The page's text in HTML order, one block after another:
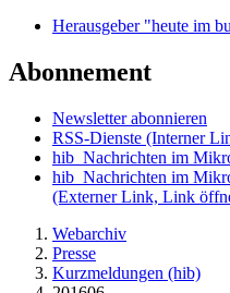
Herausgeber "heute im
Abonnement
Newsletter abonnieren
RSS-Dienste (Interner
hib_Nachrichten im
hib_Nachrichten im
(Externer Link, Link
Webarchiv
Presse
Kurzmeldungen (hib)